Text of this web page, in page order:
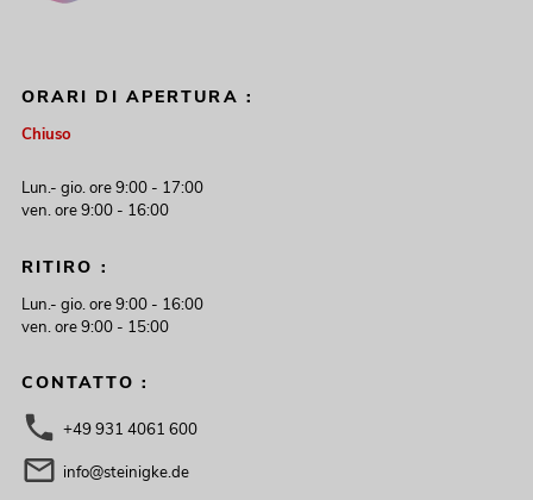
ORARI DI APERTURA :
Chiuso
Lun.- gio. ore 9:00 - 17:00
ven. ore 9:00 - 16:00
RITIRO :
Lun.- gio. ore 9:00 - 16:00
ven. ore 9:00 - 15:00
CONTATTO :
+49 931 4061 600
info@steinigke.de